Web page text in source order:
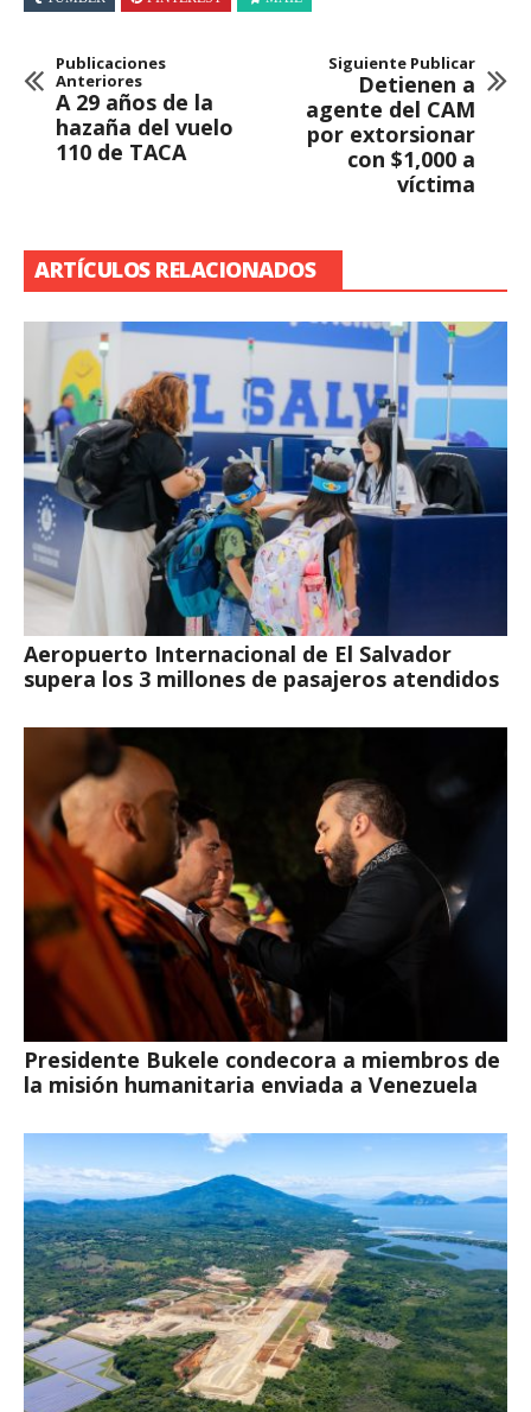
Publicaciones
Anteriores
A 29 años de la
hazaña del vuelo
110 de TACA
Siguiente Publicar
Detienen a
agente del CAM
por extorsionar
con $1,000 a
víctima
ARTÍCULOS RELACIONADOS
Aeropuerto Internacional de El Salvador
supera los 3 millones de pasajeros atendidos
Presidente Bukele condecora a miembros de
la misión humanitaria enviada a Venezuela